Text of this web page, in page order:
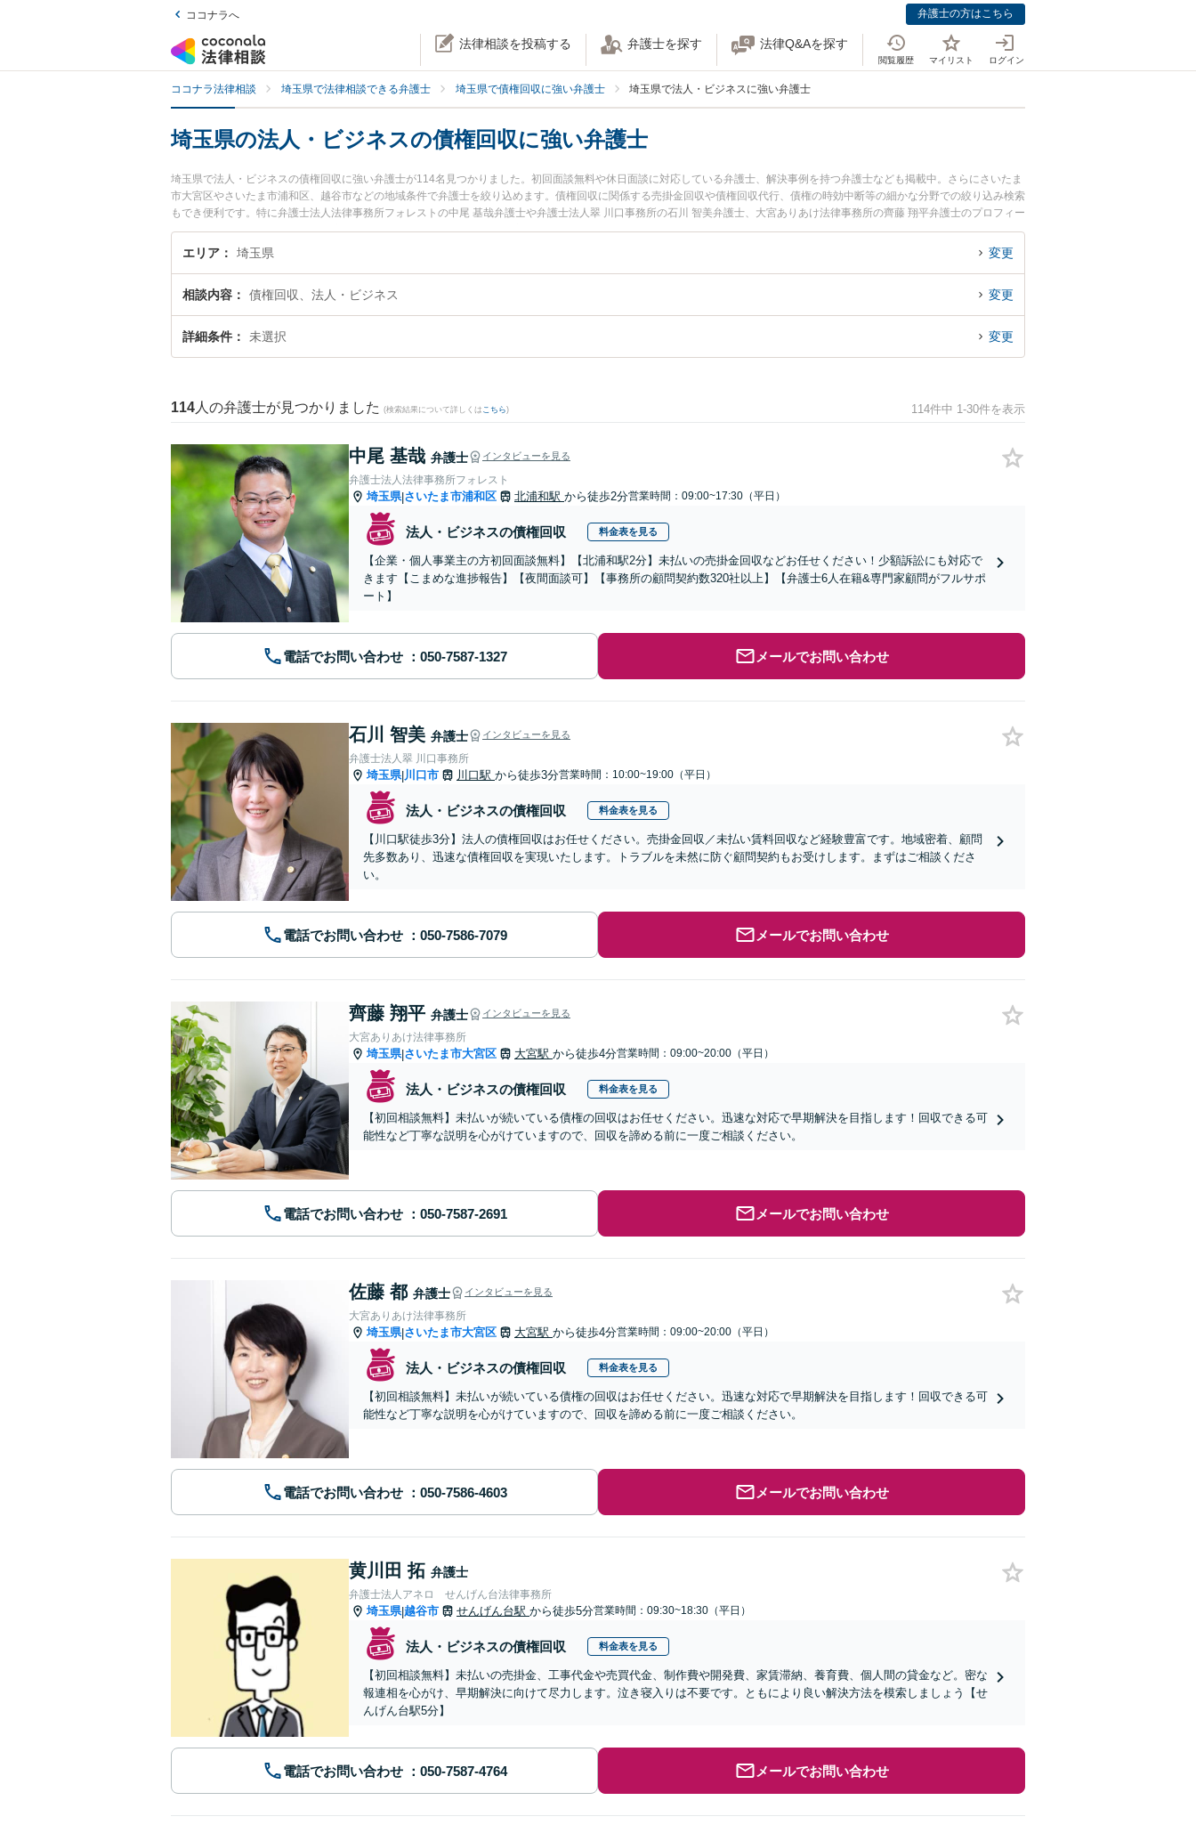
ココナラへ 弁護士の方はこちら
法律相談を投稿する 弁護士を探す 法律Q&Aを探す
閲覧履歴 マイリスト ログイン
ココナラ法律相談 埼玉県で法律相談できる弁護士 埼玉県で債権回収に強い弁護士 埼玉県で法人・ビジネスに強い弁護士
埼玉県の法人・ビジネスの債権回収に強い弁護士
埼玉県で法人・ビジネスの債権回収に強い弁護士が114名見つかりました。初回面談無料や休日面談に対応している弁護士、解決事例を持つ弁護士なども掲載中。さらにさいたま
市大宮区やさいたま市浦和区、越谷市などの地域条件で弁護士を絞り込めます。債権回収に関係する売掛金回収や債権回収代行、債権の時効中断等の細かな分野での絞り込み検索
もでき便利です。特に弁護士法人法律事務所フォレストの中尾 基哉弁護士や弁護士法人翠 川口事務所の石川 智美弁護士、大宮ありあけ法律事務所の齊藤 翔平弁護士のプロフィー
ル情報や弁護士費用、強みなどが注目されています。『埼玉県で土日や夜間に発生した法人・ビジネスの債権回収のトラブルを今すぐに弁護士に相談したい』『法人・ビジネスの
債権回収のトラブル解決の実績豊富な近くの弁護士を検索したい』『初回相談無料で法人・ビジネスの債権回収を法律相談できる埼玉県内の弁護士に相談予約したい』などでお困
エリア 埼玉県 変更
相談内容 債権回収、法人・ビジネス 変更
詳細条件 未選択 変更
114 人の弁護士が見つかりました (検索結果について詳しくは こちら) 114件中 1-30件を表示
中尾 基哉 弁護士 インタビューを見る
弁護士法人法律事務所フォレスト
埼玉県|さいたま市浦和区 北浦和駅 から徒歩2分営業時間：09:00~17:30（平日）
法人・ビジネスの債権回収 料金表を見る
【企業・個人事業主の方初回面談無料】【北浦和駅2分】未払いの売掛金回収などお任せください！少額訴訟にも対応で
きます【こまめな進捗報告】【夜間面談可】【事務所の顧問契約数320社以上】【弁護士6人在籍&専門家顧問がフルサポ
ート】
電話でお問い合わせ メールでお問い合わせ
石川 智美 弁護士 インタビューを見る
弁護士法人翠 川口事務所
埼玉県|川口市 川口駅 から徒歩3分営業時間：10:00~19:00（平日）
法人・ビジネスの債権回収 料金表を見る
【川口駅徒歩3分】法人の債権回収はお任せください。売掛金回収／未払い賃料回収など経験豊富です。地域密着、顧問
先多数あり、迅速な債権回収を実現いたします。トラブルを未然に防ぐ顧問契約もお受けします。まずはご相談くださ
い。
電話でお問い合わせ メールでお問い合わせ
齊藤 翔平 弁護士 インタビューを見る
大宮ありあけ法律事務所
埼玉県|さいたま市大宮区 大宮駅 から徒歩4分営業時間：09:00~20:00（平日）
法人・ビジネスの債権回収 料金表を見る
【初回相談無料】未払いが続いている債権の回収はお任せください。迅速な対応で早期解決を目指します！回収できる可
能性など丁寧な説明を心がけていますので、回収を諦める前に一度ご相談ください。
電話でお問い合わせ メールでお問い合わせ
佐藤 都 弁護士 インタビューを見る
大宮ありあけ法律事務所
埼玉県|さいたま市大宮区 大宮駅 から徒歩4分営業時間：09:00~20:00（平日）
法人・ビジネスの債権回収 料金表を見る
【初回相談無料】未払いが続いている債権の回収はお任せください。迅速な対応で早期解決を目指します！回収できる可
能性など丁寧な説明を心がけていますので、回収を諦める前に一度ご相談ください。
電話でお問い合わせ メールでお問い合わせ
黄川田 拓 弁護士
弁護士法人アネロ せんげん台法律事務所
埼玉県|越谷市 せんげん台駅 から徒歩5分営業時間：09:30~18:30（平日）
法人・ビジネスの債権回収 料金表を見る
【初回相談無料】未払いの売掛金、工事代金や売買代金、制作費や開発費、家賃滞納、養育費、個人間の貸金など。密な
報連相を心がけ、早期解決に向けて尽力します。泣き寝入りは不要です。ともにより良い解決方法を模索しましょう【せ
んげん台駅5分】
電話でお問い合わせ メールでお問い合わせ